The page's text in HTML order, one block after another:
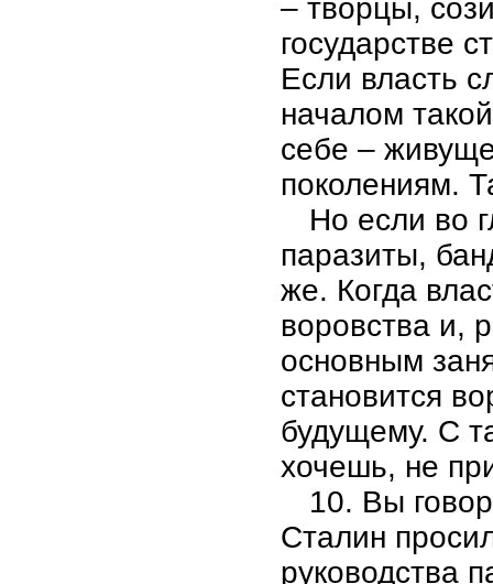
– творцы,
государстве
Если власть
началом
себе –
поколениям.
Но если во
паразиты,
же. Когда
воровства и,
основным
становится
будущему. С
хочешь, не
10. Вы
Сталин
руководства